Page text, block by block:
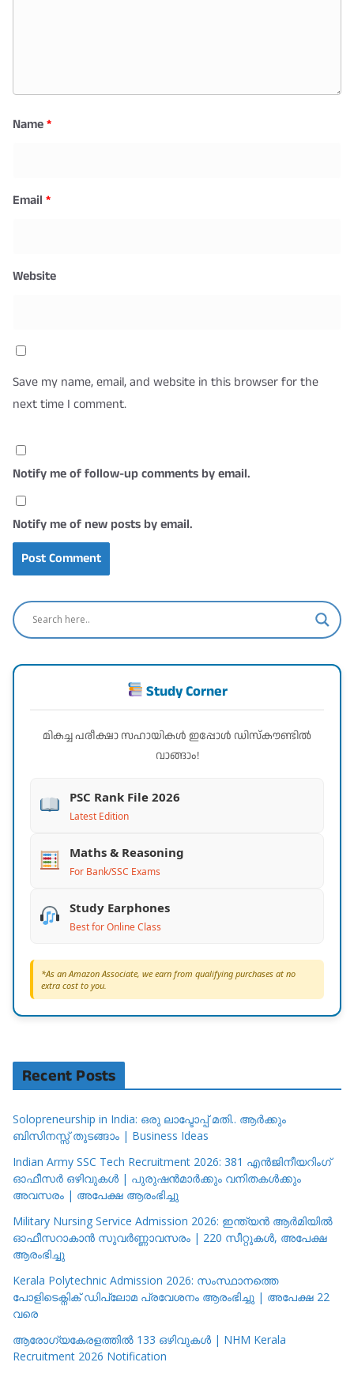
Name*
Email *
Website
Save my name, email, and website in this browser for the
next time I comment.
Notify me of follow-up comments by email.
Notify me of new posts by email.
Study Corner
മികച്ച പരീക്ഷാ സഹായികൾ ഇപ്പോൾ ഡിസ്കൗണ്ടിൽ
വാങ്ങാം!
PSC Rank File 2026
Latest Edition
Maths & Reasoning
For Bank/SSC Exams
Study Earphones
Best for Online Class
*As an Amazon Associate, we earn from qualifying purchases at no
extra cost to you.
Recent Posts
Solopreneurship in India: ഒരു ലാപ്ടോപ്പ് മതി.. ആർക്കും
ബിസിനസ്സ് തുടങ്ങാം | Business Ideas
Indian Army SSC Tech Recruitment 2026: 381 എൻജിനീയറിംഗ്
ഓഫീസർ ഒഴിവുകൾ | പുരുഷൻമാർക്കും വനിതകൾക്കും
അവസരം | അപേക്ഷ ആരംഭിച്ചു
Military Nursing Service Admission 2026: ഇന്ത്യൻ ആർമിയിൽ
ഓഫീസറാകാൻ സുവർണ്ണാവസരം | 220 സീറ്റുകൾ, അപേക്ഷ
ആരംഭിച്ചു
Kerala Polytechnic Admission 2026: സംസ്ഥാനത്തെ
പോളിടെക്നിക് ഡിപ്ലോമ പ്രവേശനം ആരംഭിച്ചു | അപേക്ഷ 22
വരെ
ആരോഗ്യകേരളത്തിൽ 133 ഒഴിവുകൾ | NHM Kerala
Recruitment 2026 Notification